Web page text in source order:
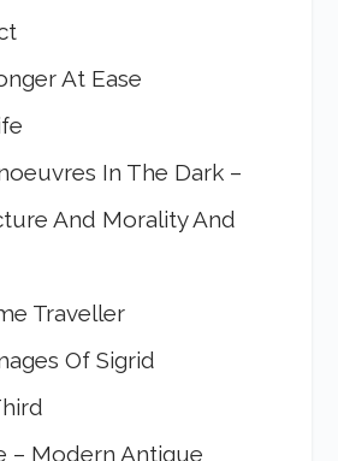
At Ease
In The Dark –
And Morality And
Traveller
Of Sigrid
– Modern Antique